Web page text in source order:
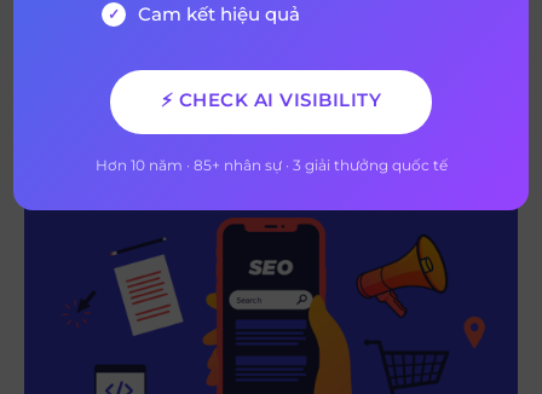
sẽ cho bạn biết vì sao SEO không thể bỏ qua UX.
8. Cách thực hiện Technical SEO cho
thương mại điện tử
Cam kết hiệu quả
⚡ CHECK AI VISIBILITY
Hơn 10 năm · 85+ nhân sự · 3 giải thưởng quốc tế